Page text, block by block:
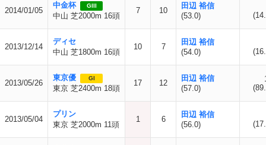
2014/01/05
中金杯 GIII
中山 芝2000m 16頭
7 10
田辺 裕信
(53.0)
2013/12/14
ディセ
中山 芝1800m 16頭
10 7
田辺 裕信
(54.0)
2013/05/26
東京優 GI
東京 芝2400m 18頭
17 12
田辺 裕信
(57.0)
2013/05/04
プリン
東京 芝2000m 11頭
1 6
田辺 裕信
(56.0)